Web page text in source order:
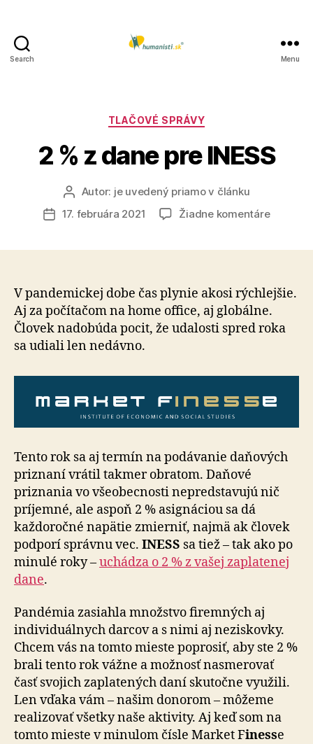
Search Menu
Kategórie
TLAČOVÉ SPRÁVY
2 % z dane pre INESS
Autor
článku
Autor: je uvedený priamo v článku
Dátum
17. februára 2021 Žiadne komentárena
pre
V pandemickej dobe čas plynie akosi rýchlejšie.
Aj za počítačom na home office, aj globálne.
Človek nadobúda pocit, že udalosti spred roka
sa udiali len nedávno.
Tento rok sa aj termín na podávanie daňových
priznaní vrátil takmer obratom. Daňové
priznania vo všeobecnosti nepredstavujú nič
príjemné, ale aspoň 2 % asignáciou sa dá
každoročné napätie zmierniť, najmä ak človek
podporí správnu vec. INESS sa tiež – tak ako po
minulé roky –uchádza o 2 % z vašej zaplatenej
dane.
Pandémia zasiahla množstvo firemných aj
individuálnych darcov a s nimi aj neziskovky.
Chcem vás na tomto mieste poprosiť, aby ste 2 %
brali tento rok vážne a možnosť nasmerovať
časť svojich zaplatených daní skutočne využili.
Len vďaka vám – našim donorom – môžeme
realizovať všetky naše aktivity. Aj keď som na
tomto mieste v minulom čísle Market Finesse